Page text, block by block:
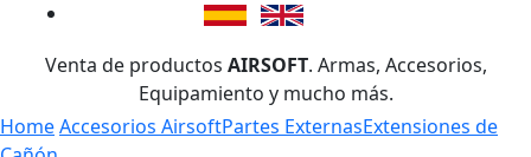
Venta de productos AIRSOFT. Armas, Accesorios,
Equipamiento y mucho más.
HomeAccesorios AirsoftPartes ExternasExtensiones de